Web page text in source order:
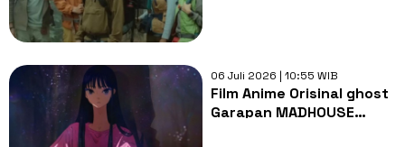
06 Juli 2026 | 10:55 WIB
Film Anime Orisinal ghost
Garapan MADHOUSE